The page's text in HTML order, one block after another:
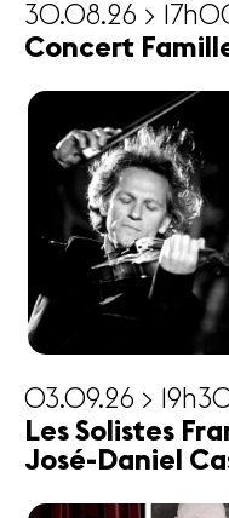
30.08.26 >
Concert
03.09.26 >
Les Solistes
José-Daniel